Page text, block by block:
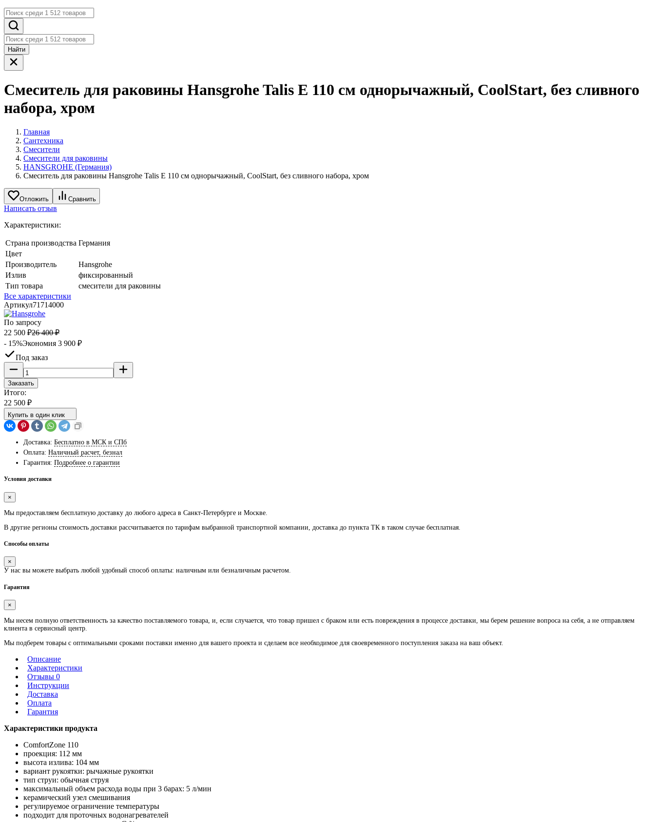
Найти
Смеситель для раковины Hansgrohe Talis E 110 см однорычажный, CoolStart, без сливного
набора, хром
Главная
Сантехника
Смесители
Смесители для раковины
HANSGROHE (Германия)
Смеситель для раковины Hansgrohe Talis E 110 см однорычажный, CoolStart, без сливного набора, хром
Отложить Сравнить
Написать отзыв
Характеристики:
Страна производства Германия
Цвет
Производитель
Hansgrohe
Излив
фиксированный
Тип товара
смесители для раковины
Все характеристики
Артикул71714000
По запросу
22 500 ₽26 400 ₽
- 15%Экономия 3 900 ₽
Под заказ
Заказать
Итого:
22 500 ₽
Купить в один клик
Доставка: Бесплатно в МСК и СПб
Оплата: Наличный расчет, безнал
Гарантия: Подробнее о гарантии
Условия доставки
×
Мы предоставляем бесплатную доставку до любого адреса в Санкт-Петербурге и Москве.
В другие регионы стоимость доставки рассчитывается по тарифам выбранной транспортной компании, доставка до пункта ТК в таком случае бесплатная
Способы оплаты
×
У нас вы можете выбрать любой удобный способ оплаты: наличным или безналичным расчетом.
Гарантия
×
Мы несем полную ответственность за качество поставляемого товара, и, если случается, что товар пришел с браком или есть повреждения в процессе доставки, мы берем решение вопроса на себя, а не отправляем
клиента в сервисный центр.
Мы подберем товары с оптимальными сроками поставки именно для вашего проекта и сделаем все необходимое для своевременного поступления заказа на ваш объект.
Описание
Характеристики
Отзывы 0
Инструкции
Доставка
Оплата
Гарантия
Характеристики продукта
ComfortZone 110
проекция: 112 мм
высота излива: 104 мм
вариант рукоятки: рычажные рукоятки
тип струи: обычная струя
максимальный объем расхода воды при 3 барах: 5 л/мин
керамический узел смешивания
регулируемое ограничение температуры
подходит для проточных водонагревателей